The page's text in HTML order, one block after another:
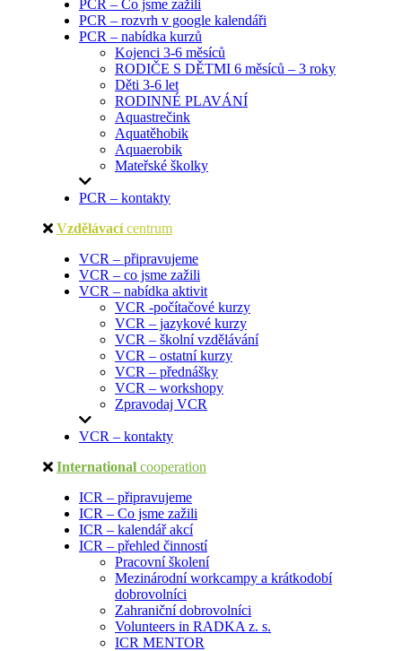
PCR – Co jsme zažili
PCR – rozvrh v google kalendáři
PCR – nabídka kurzů
Kojenci 3-6 měsíců
RODIČE S DĚTMI 6 měsíců – 3 roky
Děti 3-6 let
RODINNÉ PLAVÁNÍ
Aquastrečink
Aquatěhobik
Aquaerobik
Mateřské školky
PCR – kontakty
Vzdělávací centrum
VCR – připravujeme
VCR – co jsme zažili
VCR – nabídka aktivit
VCR -počítačové kurzy
VCR – jazykové kurzy
VCR – školní vzdělávání
VCR – ostatní kurzy
VCR – přednášky
VCR – workshopy
Zpravodaj VCR
VCR – kontakty
International cooperation
ICR – připravujeme
ICR – Co jsme zažili
ICR – kalendář akcí
ICR – přehled činností
Pracovní školení
Mezinárodní workcampy a krátkodobí
dobrovolníci
Zahraniční dobrovolníci
Volunteers in RADKA z. s.
ICR MENTOR